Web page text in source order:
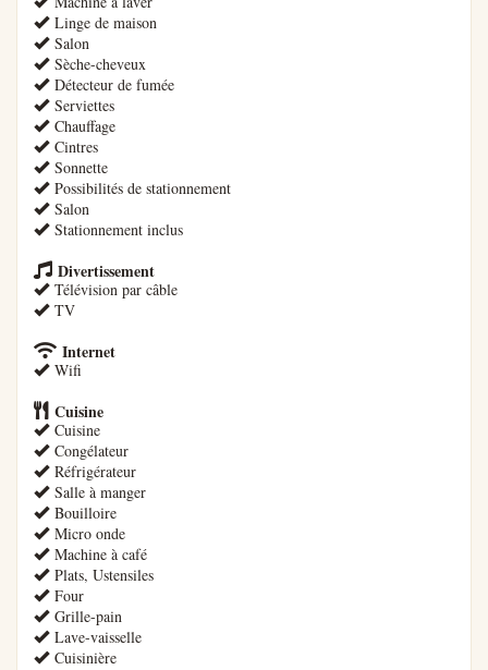
Linge de maison
Salon
Sèche-cheveux
Détecteur de fumée
Serviettes
Chauffage
Cintres
Sonnette
Possibilités de stationnement
Salon
Stationnement inclus
Divertissement
Télévision par câble
TV
Internet
Wifi
Cuisine
Cuisine
Congélateur
Réfrigérateur
Salle à manger
Bouilloire
Micro onde
Machine à café
Plats, Ustensiles
Four
Grille-pain
Lave-vaisselle
Cuisinière